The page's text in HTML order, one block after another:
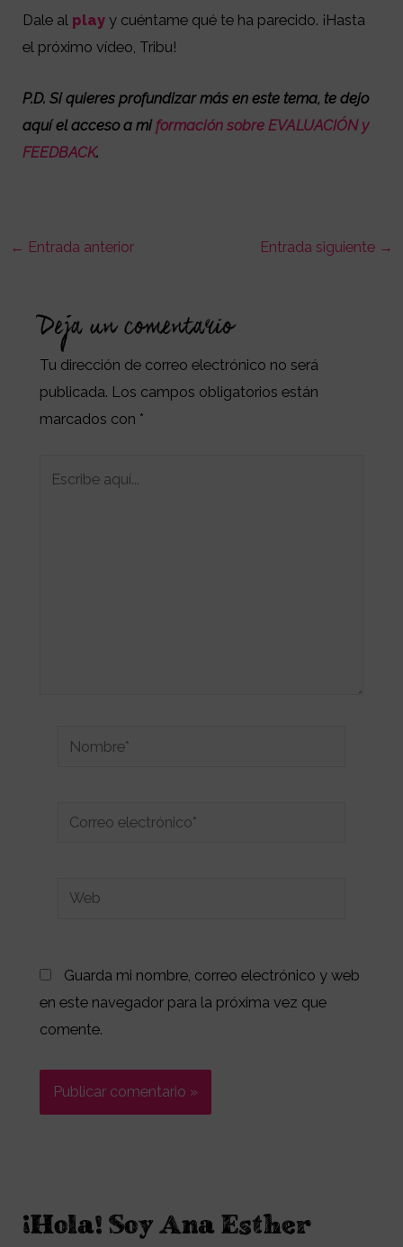
Dale al play y cuéntame qué te ha parecido. ¡Hasta
el próximo vídeo, Tribu!
P.D. Si quieres profundizar más en este tema, te dejo
aquí el acceso a mi formación sobre EVALUACIÓN y
FEEDBACK.
← Entrada anterior Entrada siguiente →
Deja un comentario
Tu dirección de correo electrónico no será
publicada. Los campos obligatorios están
marcados con *
Nombre*
Correo
Web
Guarda mi nombre, correo electrónico y web
en este navegador para la próxima vez que
comente.
¡Hola! Soy Ana Esther